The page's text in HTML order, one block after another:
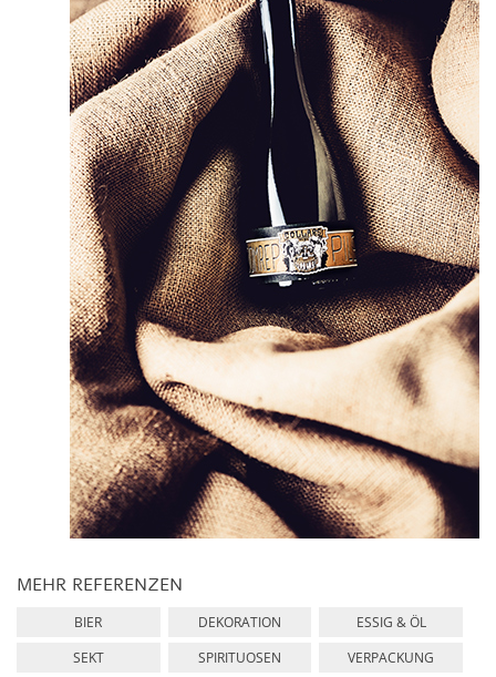
MEHR REFERENZEN
BIER DEKORATION
ESSIG & ÖL
SEKT
SPIRITUOSEN
VERPACKUNG